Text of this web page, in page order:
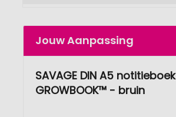
Jouw Aanpassing
SAVAGE DIN A5 notitieboek
GROWBOOK™ - bruin